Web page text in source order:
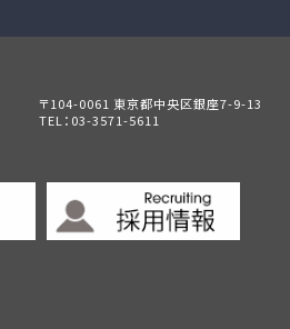
〒104-0061 東京都中央区銀座7-9-13
TEL： 03-3571-5611